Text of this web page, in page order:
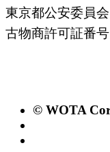
東京都公安委員会
古物商許可証番
© WOTA